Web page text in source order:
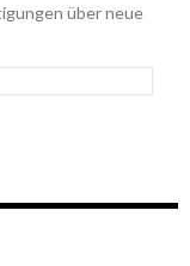
über neue